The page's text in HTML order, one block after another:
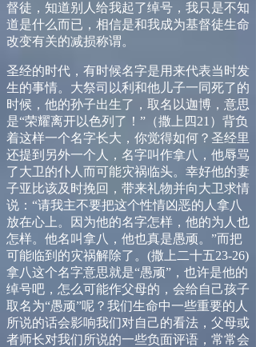
督徒，知道别人给我起了绰号，我只是不知
道是什么而已，相信是和我成为基督徒生命
改变有关的减损称谓。
圣经的时代，有时候名字是用来代表当时发
生的事情。大祭司以利和他儿子一同死了的
时候，他的孙子出生了，取名以迦博，意思
是“荣耀离开以色列了！”（撒上四21 ）背负
着这样一个名字长大，你觉得如何？圣经里
还提到另外一个人，名字叫作拿八，他辱骂
了大卫的仆人而可能灾祸临头。幸好他的妻
子亚比该及时挽回，带来礼物并向大卫求情
说：“请我主不要把这个性情凶恶的人拿八
放在心上。因为他的名字怎样，他的为人也
怎样。他名叫拿八，他也真是愚顽。”而把
可能临到的灾祸解除了。 (撒上二十五23-26)
拿八这个名字意思就是“愚顽”，也许是他的
绰号吧，怎么可能作父母的，会给自己孩子
取名为“愚顽”呢？我们生命中一些重要的人
所说的话会影响我们对自己的看法，父母或
者师长对我们所说的一些负面评语，常常会